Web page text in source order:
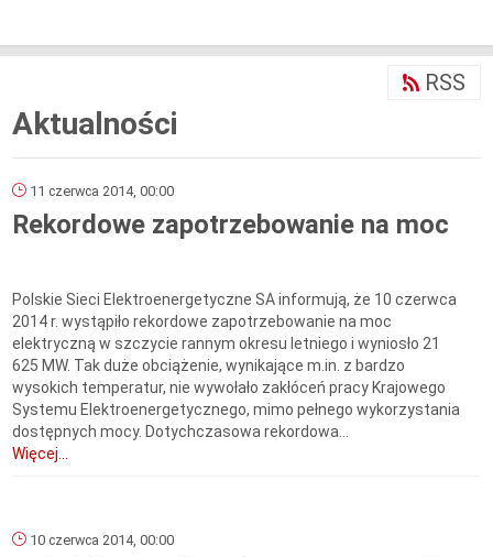
Aktualności
RSS
11 czerwca 2014, 00:00
Rekordowe zapotrzebowanie na moc
Polskie Sieci Elektroenergetyczne SA informują, że 10 czerwca
2014 r. wystąpiło rekordowe zapotrzebowanie na moc
elektryczną w szczycie rannym okresu letniego i wyniosło 21
625 MW. Tak duże obciążenie, wynikające m.in. z bardzo
wysokich temperatur, nie wywołało zakłóceń pracy Krajowego
Systemu Elektroenergetycznego, mimo pełnego wykorzystania
dostępnych mocy. Dotychczasowa rekordowa...
Więcej...
10 czerwca 2014, 00:00